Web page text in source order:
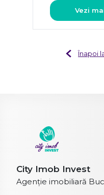
Vezi
Înapoi
City Imob Invest
Agenție imobiliară